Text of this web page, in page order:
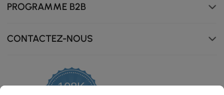
PROGRAMME B2B
CONTACTEZ-NOUS
108K